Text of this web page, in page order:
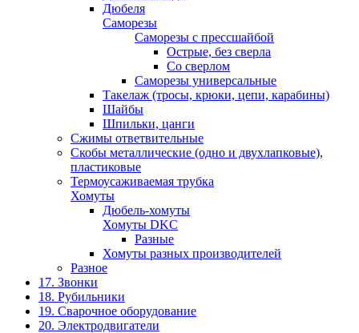
Дюбеля
Саморезы
Саморезы с прессшайбой
Острые, без сверла
Со сверлом
Саморезы универсальные
Такелаж (тросы, крюки, цепи, карабины)
Шайбы
Шпильки, цанги
Сжимы ответвительные
Скобы металлические (одно и двухлапковые),
пластиковые
Термоусаживаемая трубка
Хомуты
Дюбель-хомуты
Хомуты DKC
Разные
Хомуты разных производителей
Разное
17. Звонки
18. Рубильники
19. Сварочное оборудование
20. Электродвигатели